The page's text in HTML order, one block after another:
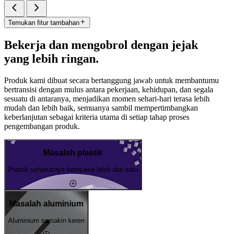
Temukan fitur tambahan
Bekerja dan mengobrol dengan jejak
yang lebih ringan.
Produk kami dibuat secara bertanggung jawab untuk membantumu
bertransisi dengan mulus antara pekerjaan, kehidupan, dan segala
sesuatu di antaranya, menjadikan momen sehari-hari terasa lebih
mudah dan lebih baik, semuanya sambil mempertimbangkan
keberlanjutan sebagai kriteria utama di setiap tahap proses
pengembangan produk.
Masalah plastik
Plastik seharusnya bernyawa lebih dari satu
Masalah aluminium
Aluminium semakin keren